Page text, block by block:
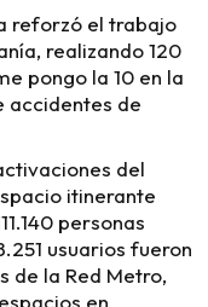
reforzó el trabajo
realizando 120
pongo la 10 en la
accidentes de
del
itinerante
personas
usuarios fueron
de la Red Metro,
en